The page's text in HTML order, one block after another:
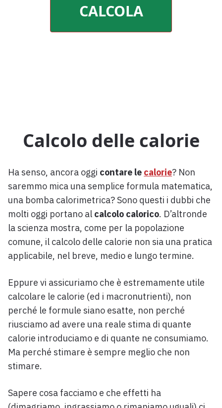
CALCOLA
Calcolo delle calorie
Ha senso, ancora oggi contare le calorie? Non
saremmo mica una semplice formula matematica,
una bomba calorimetrica? Sono questi i dubbi che
molti oggi portano al calcolo calorico. D’altronde
la scienza mostra, come per la popolazione
comune, il calcolo delle calorie non sia una pratica
applicabile, nel breve, medio e lungo termine.
Eppure vi assicuriamo che è estremamente utile
calcolare le calorie (ed i macronutrienti), non
perché le formule siano esatte, non perché
riusciamo ad avere una reale stima di quante
calorie introduciamo e di quante ne consumiamo.
Ma perché stimare è sempre meglio che non
stimare.
Sapere cosa facciamo e che effetti ha